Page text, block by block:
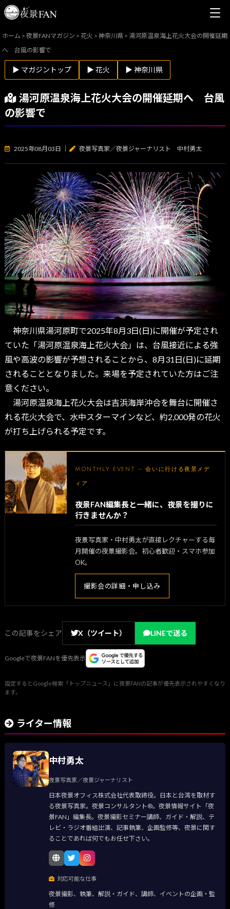
ホーム >夜景FANマガジン >花火 >神奈川県 > 湯河原温泉海上花火大会の開催延期
へ 台風の影響で
▶ マガジントップ ▶ 花火 ▶ 神奈川県
湯河原温泉海上花火大会の開催延期へ 台風
の影響で
2025年08月03日 夜景写真家／夜景ジャーナリスト 中村勇太
神奈川県湯河原町で2025年8月3日(日)に開催が予定され
ていた「湯河原温泉海上花火大会」は、台風接近による強
風や高波の影響が予想されることから、8月31日(日)に延期
されることとなりました。来場を予定されていた方はご注
意ください。
湯河原温泉海上花火大会は吉浜海岸沖合を舞台に開催さ
れる花火大会で、水中スターマインなど、約2,000発の花火
が打ち上げられる予定です。
MONTHLY EVENT — 会いに行ける夜景メデ
ィア
夜景FAN編集長と一緒に、夜景を撮りに
行きませんか？
夜景写真家・中村勇太が直接レクチャーする毎
月開催の夜景撮影会。初心者歓迎・スマホ参加
OK。
撮影会の詳細・申し込み
この記事をシェア X（ツイート） LINEで送る
Googleで夜景FANを優先表示
設定するとGoogle検索「トップニュース」に夜景FANの記事が優先表示されやすくなり
ます。
ライター情報
中村勇太
夜景写真家／夜景ジャーナリスト
日本夜景オフィス株式会社代表取締役。日本と台湾を取材す
る夜景写真家。夜景コンサルタント®。夜景情報サイト「夜
景FAN」編集長。夜景撮影セミナー講師、ガイド・解説、テ
レビ・ラジオ番組出演、記事執筆、企画監修等、夜景に関す
ることであれば何でもお任せ下さい。
対応可能な仕事
夜景撮影、執筆、解説・ガイド、講師、イベントの企画・監
修